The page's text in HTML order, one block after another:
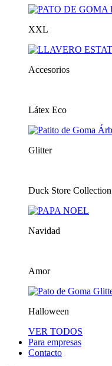
XXL
Accesorios
Látex Eco
Glitter
Duck Store Collection
Navidad
Amor
Halloween
VER TODOS
Para empresas
Contacto